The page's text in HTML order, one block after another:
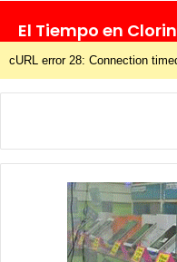
El Tiempo en
cURL error 28: Connection